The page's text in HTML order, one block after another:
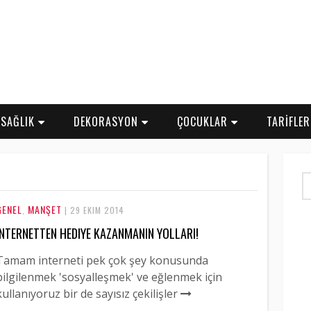
SAĞLIK DEKORASYON ÇOCUKLAR
MANŞET | 29 EKIM 2014
HEDIYE KAZANMANIN YOLLARI!
interneti pek çok şey konusunda
'sosyalleşmek' ve eğlenmek için
bir de sayısız çekilişler